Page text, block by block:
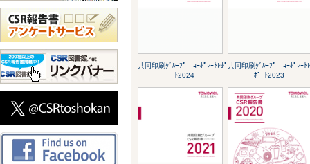
共同印刷ｸﾞﾙｰﾌﾟ ｺｰﾎﾟﾚｰﾄﾚﾎﾟ
ｰﾄ2024
共同印刷ｸﾞﾙｰﾌﾟ ｺｰﾎﾟﾚｰﾄ
ﾎﾟｰﾄ2023